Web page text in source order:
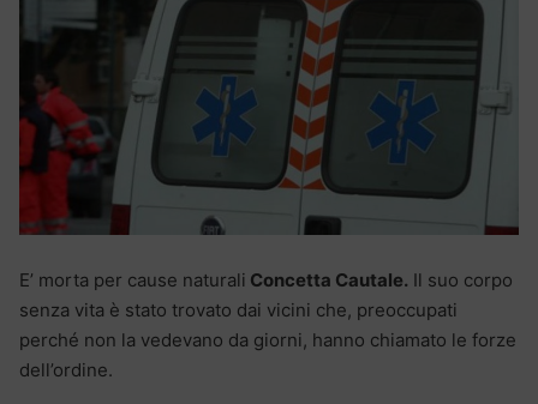
E’ morta per cause naturali Concetta Cautale. Il suo corpo
senza vita è stato trovato dai vicini che, preoccupati
perché non la vedevano da giorni, hanno chiamato le forze
dell’ordine.